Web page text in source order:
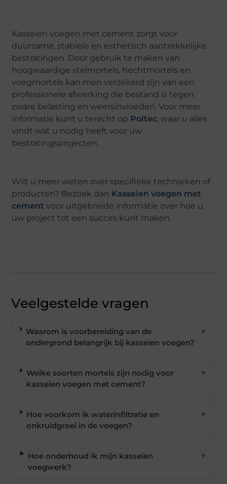
Kasseien voegen met cement zorgt voor
duurzame, stabiele en esthetisch aantrekkelijke
bestratingen. Door gebruik te maken van
hoogwaardige stelmortels, hechtmortels en
voegmortels kan men verzekerd zijn van een
professionele afwerking die bestand is tegen
zware belasting en weersinvloeden. Voor meer
informatie kunt u terecht op Poltec, waar u alles
vindt wat u nodig heeft voor uw
bestratingsprojecten.
Wilt u meer weten over specifieke technieken of
producten? Bezoek dan Kasseien voegen met
cement voor uitgebreide informatie over hoe u
uw project tot een succes kunt maken.
Veelgestelde vragen
Waarom is voorbereiding van de
ondergrond belangrijk bij kasseien voegen?
▼
Welke soorten mortels zijn nodig voor
kasseien voegen met cement?
▼
Hoe voorkom ik waterinfiltratie en
onkruidgroei in de voegen?
▼
Hoe onderhoud ik mijn kasseien
voegwerk?
▼